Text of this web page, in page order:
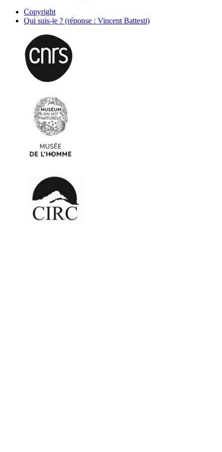
Copyright
Qui suis-je ? (réponse : Vincent Battesti)